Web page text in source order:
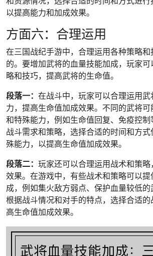
以提高能力和加成效果。
方面六：合理运用
在三国战纪手游中，合理运用各种策略
的。要增加武将的血量技能加成，玩家
略和技巧，提高武将的生命值。
段落一： 在战斗中，玩家可以合理运用
力，提高生命值加成效果。不同的武将
和特殊能力，例如生命值回复、免疫控
战斗需求和策略，选择合适的时间和方
殊能力，以提高生命值加成效果。
段落二： 玩家还可以合理运用战术和策
效果。在游戏中，有些战术和策略可以
成，例如集火敌方弱点、保护血量较低
根据战斗情况和对手的特点，选择合适
高生命值加成效果。